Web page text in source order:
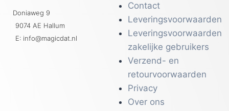
Doniaweg 9
9074 AE Hallum
E: info@magicdat.nl
Contact
Leveringsvoorwaarden
Leveringsvoorwaarden
zakelijke gebruikers
Verzend- en
retourvoorwaarden
Privacy
Over ons